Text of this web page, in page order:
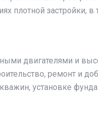
плотной застройки,
двигателями и
ремонт и
установке